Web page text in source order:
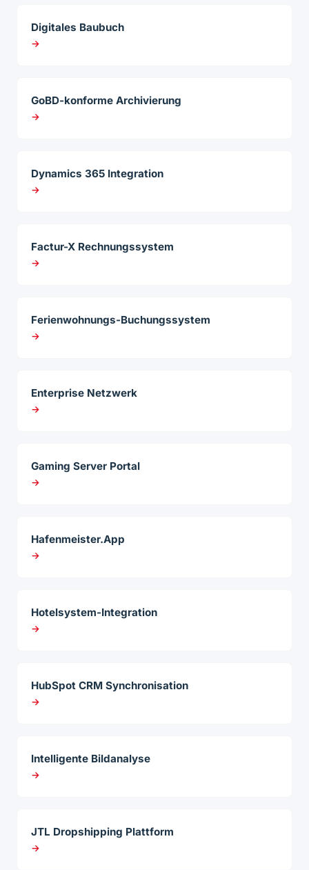
Digitales Baubuch
→
GoBD-konforme Archivierung
→
Dynamics 365 Integration
→
Factur-X Rechnungssystem
→
Ferienwohnungs-Buchungssystem
→
Enterprise Netzwerk
→
Gaming Server Portal
→
Hafenmeister.App
→
Hotelsystem-Integration
→
HubSpot CRM Synchronisation
→
Intelligente Bildanalyse
→
JTL Dropshipping Plattform
→